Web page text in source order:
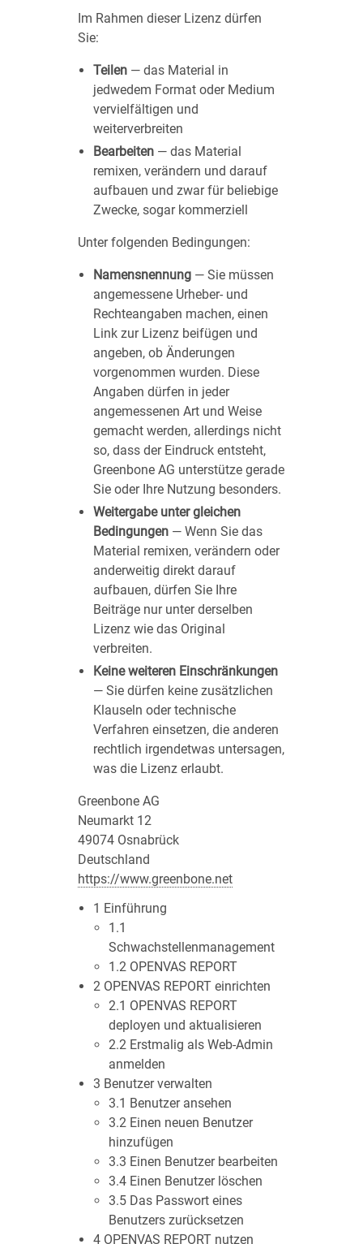
Im Rahmen dieser Lizenz dürfen
Sie:
Teilen — das Material in
jedwedem Format oder Medium
vervielfältigen und
weiterverbreiten
Bearbeiten — das Material
remixen, verändern und darauf
aufbauen und zwar für beliebige
Zwecke, sogar kommerziell
Unter folgenden Bedingungen:
Namensnennung — Sie müssen
angemessene Urheber- und
Rechteangaben machen, einen
Link zur Lizenz beifügen und
angeben, ob Änderungen
vorgenommen wurden. Diese
Angaben dürfen in jeder
angemessenen Art und Weise
gemacht werden, allerdings nicht
so, dass der Eindruck entsteht,
Greenbone AG unterstütze gerade
Sie oder Ihre Nutzung besonders.
Weitergabe unter gleichen
Bedingungen — Wenn Sie das
Material remixen, verändern oder
anderweitig direkt darauf
aufbauen, dürfen Sie Ihre
Beiträge nur unter derselben
Lizenz wie das Original
verbreiten.
Keine weiteren Einschränkungen
— Sie dürfen keine zusätzlichen
Klauseln oder technische
Verfahren einsetzen, die anderen
rechtlich irgendetwas untersagen,
was die Lizenz erlaubt.
Greenbone AG
Neumarkt 12
49074 Osnabrück
Deutschland
https://www.greenbone.net
1 Einführung
1.1
Schwachstellenmanagement
1.2 OPENVAS REPORT
2 OPENVAS REPORT einrichten
2.1 OPENVAS REPORT
deployen und aktualisieren
2.2 Erstmalig als Web-Admin
anmelden
3 Benutzer verwalten
3.1 Benutzer ansehen
3.2 Einen neuen Benutzer
hinzufügen
3.3 Einen Benutzer bearbeiten
3.4 Einen Benutzer löschen
3.5 Das Passwort eines
Benutzers zurücksetzen
4 OPENVAS REPORT nutzen